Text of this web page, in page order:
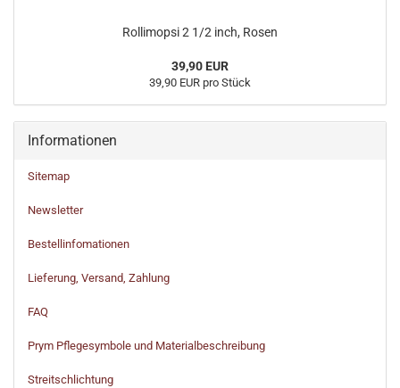
Rollimopsi 2 1/2 inch, Rosen
39,90 EUR
39,90 EUR pro Stück
Informationen
Sitemap
Newsletter
Bestellinfomationen
Lieferung, Versand, Zahlung
FAQ
Prym Pflegesymbole und Materialbeschreibung
Streitschlichtung